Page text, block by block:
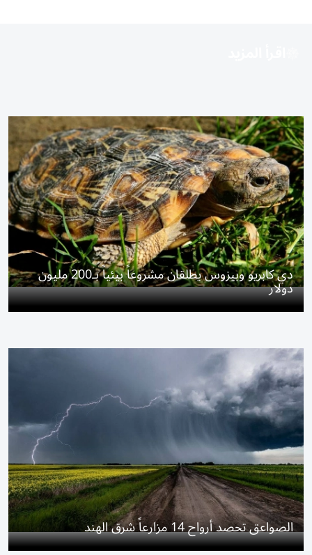
دي كابريو وبيزوس يطلقان مشروعاً بيئياً بـ200 مليون
دولار
الصواعق تحصد أرواح 14 مزارعاً شرق الهند